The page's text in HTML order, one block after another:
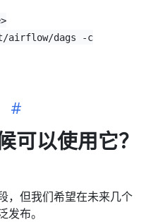
airflow/dags -c
可以使用它？
，但我们希望在未来几个
布。